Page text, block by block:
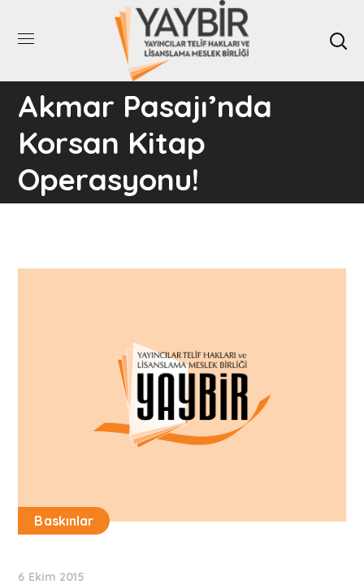
Akmar Pasajı’nda
Korsan Kitap
Operasyonu!
Baskınlar
6 Ekim 2015